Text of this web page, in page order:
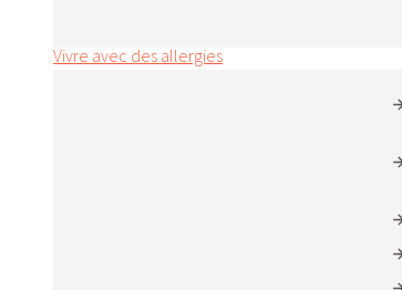
Vivre avec des allergies